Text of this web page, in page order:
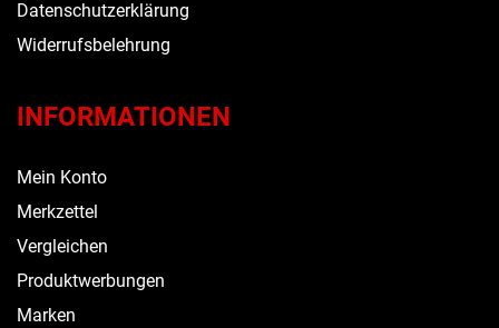
Datenschutzerklärung
Widerrufsbelehrung
INFORMATIONEN
Mein Konto
Merkzettel
Vergleichen
Produktwerbungen
Marken